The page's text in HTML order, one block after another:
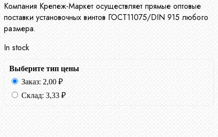
Компания Крепеж-Маркет осуществляет прямые оптовые
поставки установочных винтов ГОСТ11075/DIN 915 любого
размера.
In stock
Выберите тип цены
Заказ: 2,00 ₽
Склад: 3,33 ₽